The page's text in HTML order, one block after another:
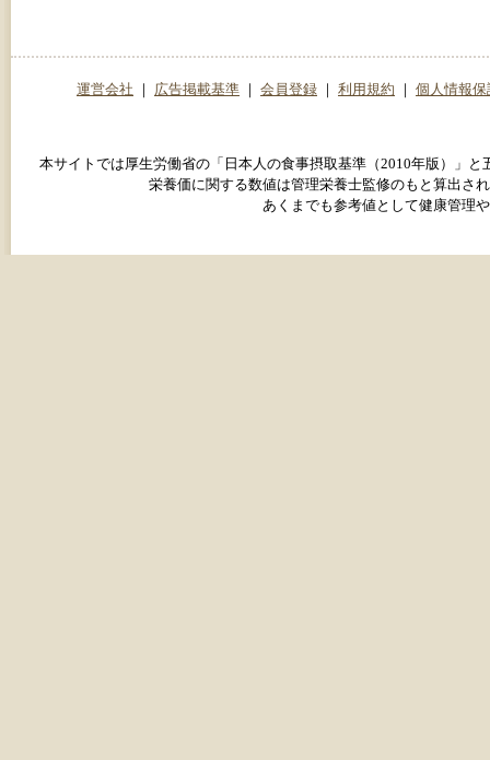
運営会社 広告掲載基準 会員登録 利用規約 個人情報保
本サイトでは厚生労働省の「日本人の食事摂取基準（2010年版）」
栄養価に関する数値は管理栄養士監修のもと算出さ
あくまでも参考値として健康管理